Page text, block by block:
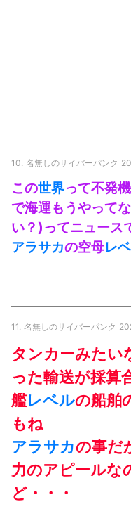
10. 名無しのサイバーパンク
この世界って不発
で海運もうやって
い？)ってニュース
アラサカの空母レ
11. 名無しのサイバーパンク
タンカーみたい
った輸送が採算
艦レベルの船舶
もね
アラサカの事だ
力のアピールな
ど・・・